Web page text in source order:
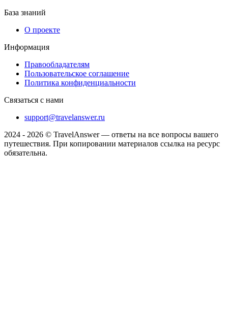
База знаний
О проекте
Информация
Правообладателям
Пользовательское соглашение
Политика конфиденциальности
Связаться с нами
support@travelanswer.ru
2024 - 2026 © TravelAnswer — ответы на все вопросы вашего
путешествия. При копировании материалов ссылка на ресурс
обязательна.